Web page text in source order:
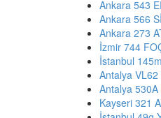
Ankara 543
Ankara 566
Ankara 273
İzmir 744
İstanbul
Antalya VL62
Antalya
Kayseri 321